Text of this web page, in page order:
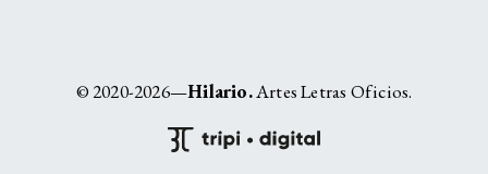
© 2020-2026—Hilario.Artes Letras Oficios.